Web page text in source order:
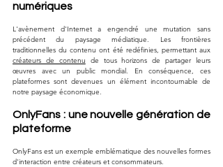
numériques
L'avènement d'Internet a engendré une mutation sans
précédent du paysage médiatique. Les frontières
créateurs de contenu de tous horizons de partager leurs
œuvres avec un public mondial. En conséquence, ces
plateformes sont devenues un élément incontournable de
notre paysage économique.
OnlyFans : une nouvelle génération de
plateforme
OnlyFans est un exemple emblématique des nouvelles formes
d'interaction entre créateurs et consommateurs.